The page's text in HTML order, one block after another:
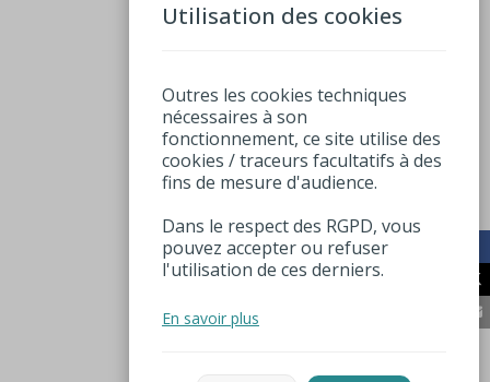
Utilisation des cookies
Outres les cookies techniques
nécessaires à son
fonctionnement, ce site utilise des
cookies / traceurs facultatifs à des
fins de mesure d'audience.
Dans le respect des RGPD, vous
pouvez accepter ou refuser
l'utilisation de ces derniers.
En savoir plus